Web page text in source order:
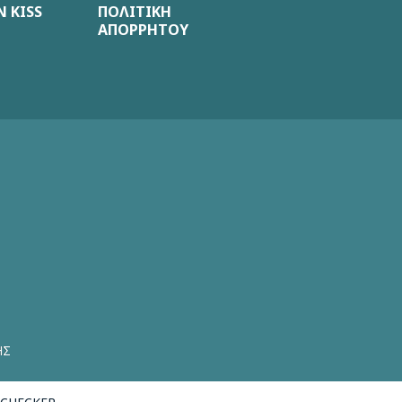
KISS
ΠΟΛΙΤΙΚΗ
ΑΠΟΡΡΗΤΟΥ